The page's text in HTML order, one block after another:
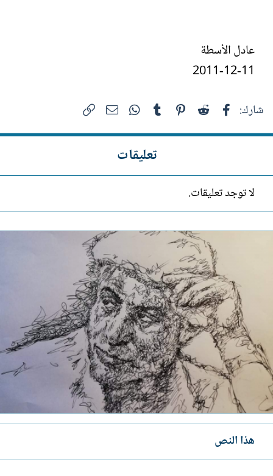
عادل الأسطة
2011-12-11
شارك: فيسبوك Reddit
Pinterest
Tumblr
WhatsAppالبريد الإلكتروني
تعليقات
لا توجد تعليقات.
هذا النص